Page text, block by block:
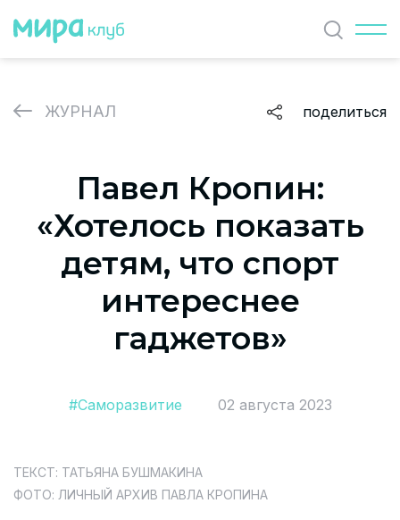
Найти
ЖУРНАЛ поделиться
Павел Кропин:
«Хотелось показать
детям, что спорт
интереснее
гаджетов»
#Саморазвитие 02 августа 2023
ТЕКСТ: ТАТЬЯНА БУШМАКИНА
ФОТО: ЛИЧНЫЙ АРХИВ ПАВЛА КРОПИНА
ПАРТНЕРЫ
ВАКАНСИИ
Политика и соглашение на обработку персональных
Согласие на обработку персональных данных
информации Пользователя МИРА ID
Контакты